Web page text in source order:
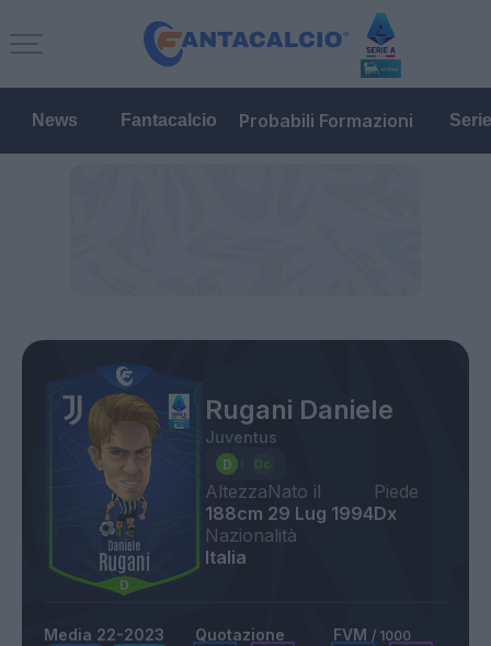
News Fantacalcio Probabili Formazioni
Rugani Daniele
Juventus
Altezza
188cm
Nato il
29 Lug 1994
Piede
Dx
Nazionalità
Italia
Media 22-2023 Quotazione FVM / 1000